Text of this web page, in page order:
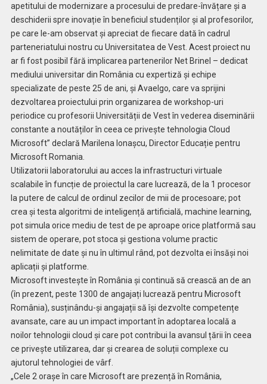
apetitului de modernizare a procesului de predare-învățare și a
deschiderii spre inovație în beneficiul studenților și al profesorilor,
pe care le-am observat și apreciat de fiecare dată în cadrul
parteneriatului nostru cu Universitatea de Vest. Acest proiect nu
ar fi fost posibil fără implicarea partenerilor Net Brinel – dedicat
mediului universitar din România cu expertiză și echipe
specializate de peste 25 de ani, și Avaelgo, care va sprijini
dezvoltarea proiectului prin organizarea de workshop-uri
periodice cu profesorii Universității de Vest în vederea diseminării
constante a noutăților în ceea ce privește tehnologia Cloud
Microsoft” declară Marilena Ionașcu, Director Educație pentru
Microsoft Romania.
Utilizatorii laboratorului au acces la infrastructuri virtuale
scalabile în funcție de proiectul la care lucrează, de la 1 procesor
la putere de calcul de ordinul zecilor de mii de procesoare; pot
crea și testa algoritmi de inteligență artificială, machine learning,
pot simula orice mediu de test de pe aproape orice platformă sau
sistem de operare, pot stoca și gestiona volume practic
nelimitate de date și nu în ultimul rând, pot dezvolta ei însăși noi
aplicații și platforme.
Microsoft investește în România și continuă să crească an de an
(în prezent, peste 1300 de angajați lucrează pentru Microsoft
România), susținându-și angajații să își dezvolte competențe
avansate, care au un impact important în adoptarea locală a
noilor tehnologii cloud și care pot contribui la avansul țării în ceea
ce privește utilizarea, dar și crearea de soluții complexe cu
ajutorul tehnologiei de vârf.
„Cele 2 orașe în care Microsoft are prezență în România,